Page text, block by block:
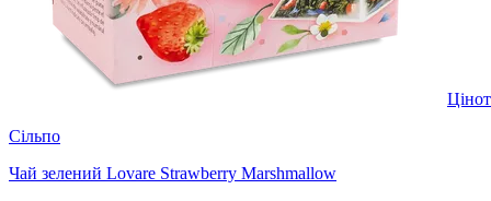
Сільпо
Чай зелений Lovare Strawberry Marshmallow